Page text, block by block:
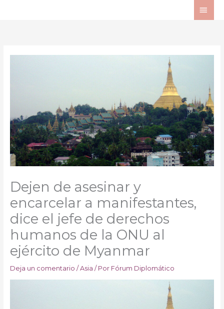
Dejen de asesinar y
encarcelar a manifestantes,
dice el jefe de derechos
humanos de la ONU al
ejército de Myanmar
Deja un comentario / Asia / Por Fórum Diplomático